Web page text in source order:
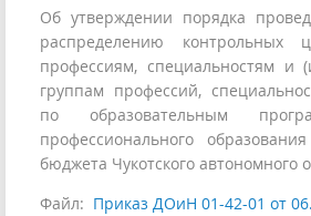
Об утверждении порядка
распределению
профессиям, специальностям и
группам профессий,
по образовательным
профессионального
бюджета Чукотского автономного
Файл: Приказ ДОиН 01-42-01 от